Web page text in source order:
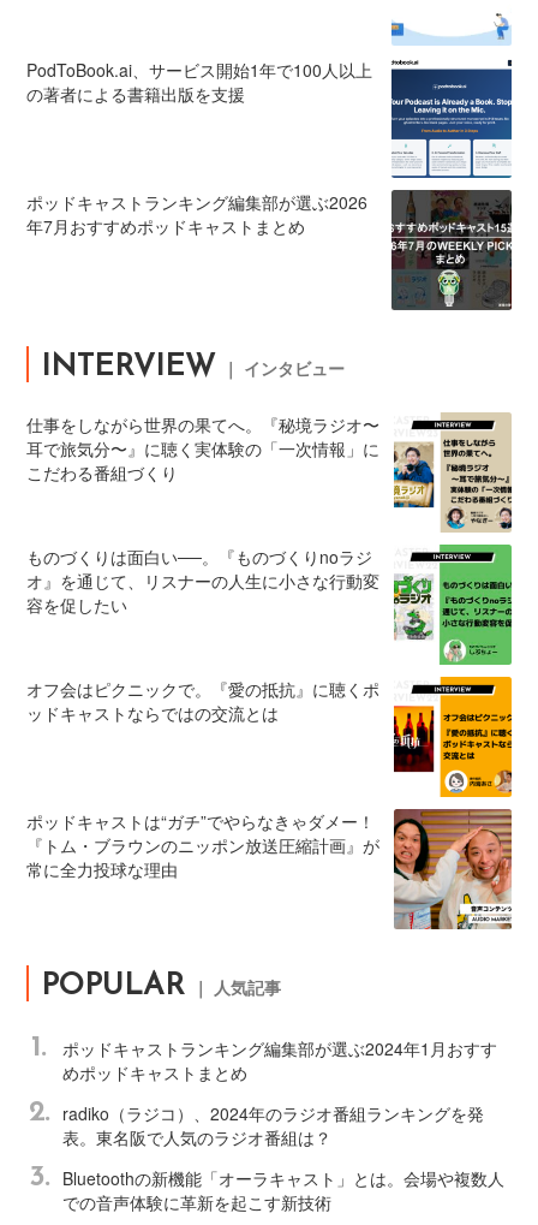
PodToBook.ai、サービス開始1年で100人以上
の著者による書籍出版を支援
ポッドキャストランキング編集部が選ぶ2026
年7月おすすめポッドキャストまとめ
INTERVIEW ｜ インタビュー
仕事をしながら世界の果てへ。『秘境ラジオ〜
耳で旅気分〜』に聴く実体験の「一次情報」に
こだわる番組づくり
ものづくりは面白い──。『ものづくりnoラジ
オ』を通じて、リスナーの人生に小さな行動変
容を促したい
オフ会はピクニックで。『愛の抵抗』に聴くポ
ッドキャストならではの交流とは
ポッドキャストは“ガチ”でやらなきゃダメー！
『トム・ブラウンのニッポン放送圧縮計画』が
常に全力投球な理由
POPULAR ｜ 人気記事
1.
ポッドキャストランキング編集部が選ぶ2024年1月おすす
めポッドキャストまとめ
2.
radiko（ラジコ）、2024年のラジオ番組ランキングを発
表。東名阪で人気のラジオ番組は？
3.
Bluetoothの新機能「オーラキャスト」とは。会場や複数人
での音声体験に革新を起こす新技術